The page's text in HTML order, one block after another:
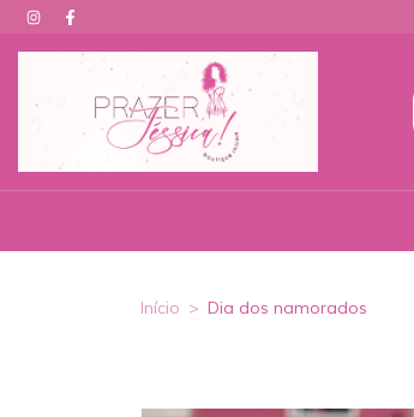
Início > Dia dos namorados